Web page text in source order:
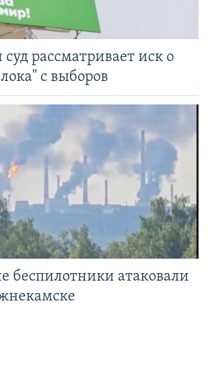
рассматривает иск о
с выборов
беспилотники атаковали